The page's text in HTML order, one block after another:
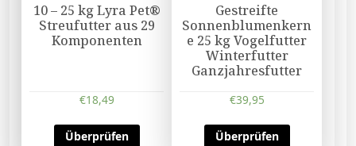
10 – 25 kg Lyra Pet®
Streufutter aus 29
Komponenten
€18,49
Überprüfen
Gestreifte
Sonnenblumenkern
e 25 kg Vogelfutter
Winterfutter
Ganzjahresfutter
€39,95
Überprüfen